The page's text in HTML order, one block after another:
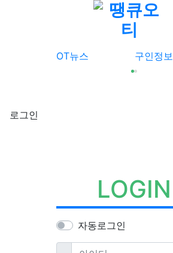
OT뉴스 구인정보
로그인
LOGIN
자동로그인
아이디필수